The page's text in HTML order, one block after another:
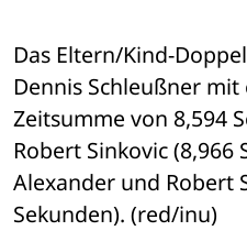
Das Eltern/Kind-
Dennis Schleußner mit
Zeitsumme von 8,594
Robert Sinkovic (8,966
Alexander und Robert
Sekunden). (red/inu)